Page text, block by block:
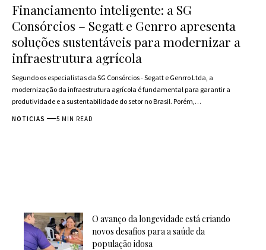
Financiamento inteligente: a SG
Consórcios – Segatt e Genrro apresenta
soluções sustentáveis para modernizar a
infraestrutura agrícola
Segundo os especialistas da SG Consórcios - Segatt e Genrro Ltda, a
modernização da infraestrutura agrícola é fundamental para garantir a
produtividade e a sustentabilidade do setor no Brasil. Porém,…
NOTICIAS 5 MIN READ
O avanço da longevidade está criando
novos desafios para a saúde da
população idosa